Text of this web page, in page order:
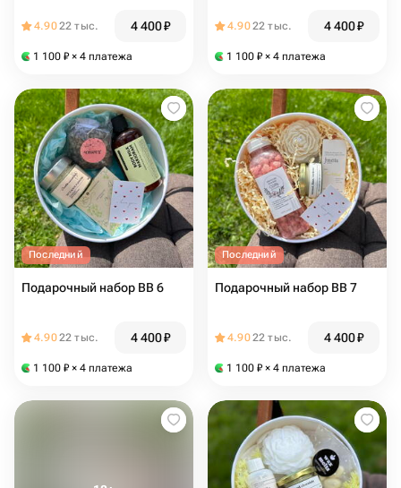
4.9022 тыс. 4 400₽
1 100 ₽ × 4 платежа
4.9022 тыс. 4 400₽
1 100 ₽ × 4 платежа
Последний
Подарочный набор BB 6
4.9022 тыс. 4 400₽
1 100 ₽ × 4 платежа
Последний
Подарочный набор ВВ 7
4.9022 тыс. 4 400₽
1 100 ₽ × 4 платежа